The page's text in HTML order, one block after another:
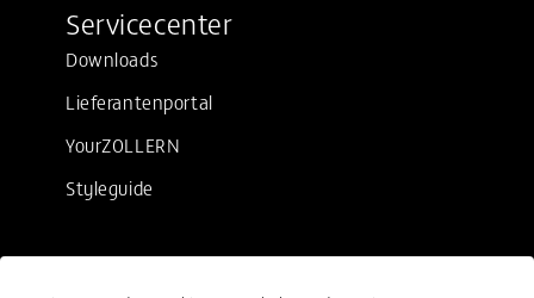
Servicecenter
Downloads
Lieferantenportal
YourZOLLERN
Styleguide